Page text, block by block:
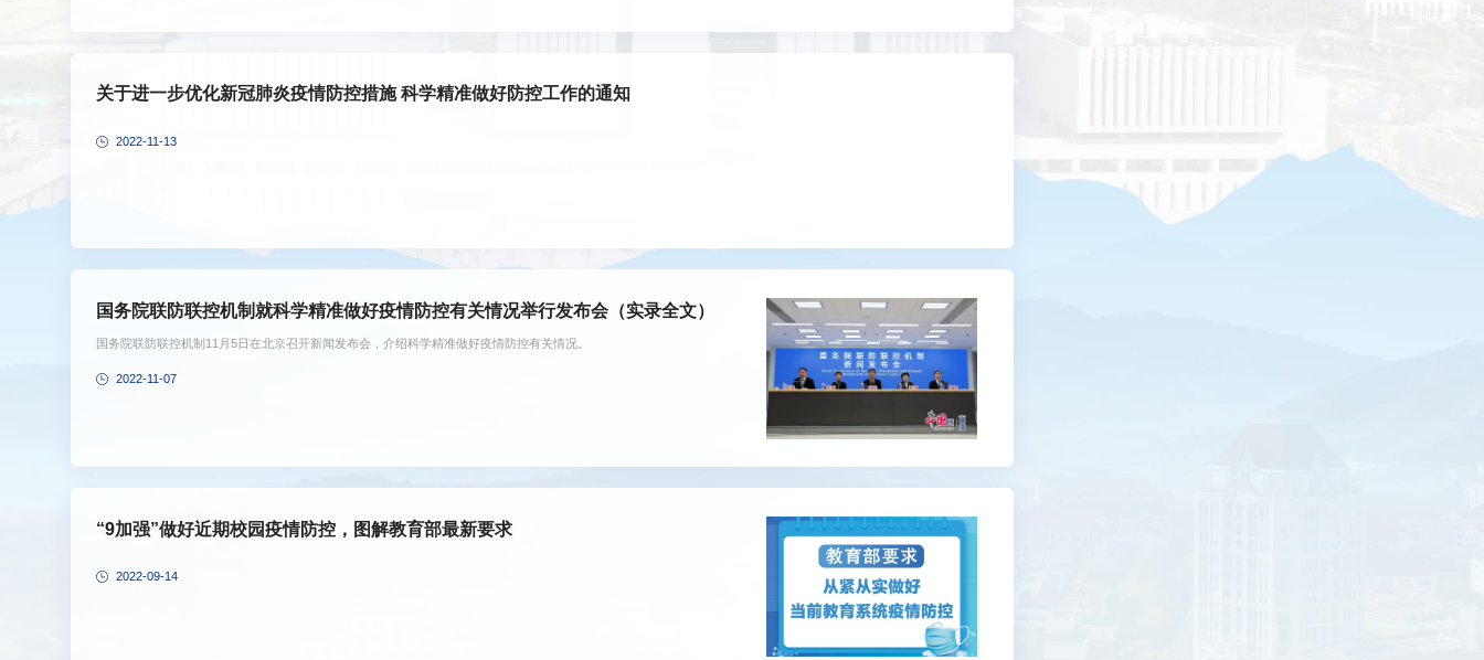
关于进一步优化新冠肺炎疫情防控措施 科学精准做好防控工作的通知
2022-11-13
国务院联防联控机制就科学精准做好疫情防控有关情况举行发布会（实录全文）
国务院联防联控机制11月5日在北京召开新闻发布会，介绍科学精准做好疫情防控有关情况。
2022-11-07
“9加强”做好近期校园疫情防控，图解教育部最新要求
2022-09-14